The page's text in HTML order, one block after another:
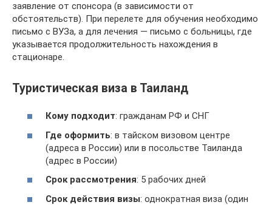
заявление от спонсора (в зависимости от
обстоятельств). При перелете для обучения необходимо
письмо с ВУЗа, а для лечения — письмо с больницы, где
указывается продолжительность нахождения в
стационаре.
Туристическая виза в Таиланд
Кому подходит: гражданам РФ и СНГ
Где оформить: в тайском визовом центре
(адреса в России) или в посольстве Таиланда
(адрес в России)
Срок рассмотрения: 5 рабочих дней
Срок действия визы: однократная виза (один